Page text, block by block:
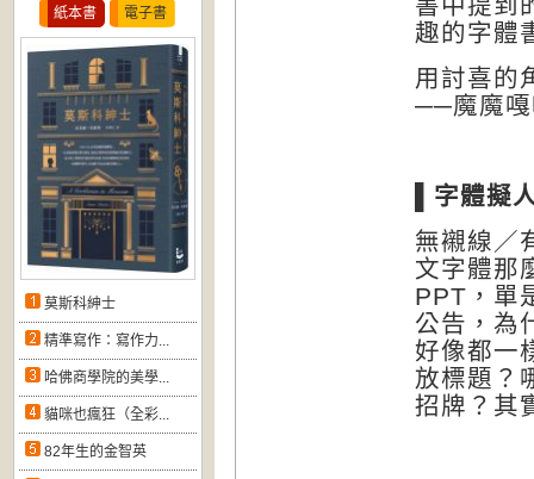
紙本書 電子書
莫斯科紳士
精準寫作：寫作力...
哈佛商學院的美學...
貓咪也瘋狂（全彩...
82年生的金智英
趣的字體
用討喜的
──魔魔嘎
字體擬
無襯線／
文字體那
PPT ，單
公告，為
好像都一
放標題？
招牌？其